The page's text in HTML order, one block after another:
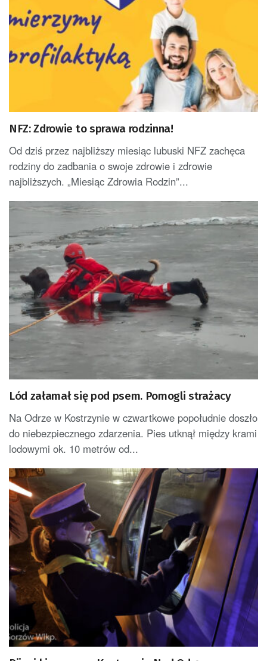
NFZ: Zdrowie to sprawa rodzinna!
Od dziś przez najbliższy miesiąc lubuski NFZ zachęca
rodziny do zadbania o swoje zdrowie i zdrowie
najbliższych. „Miesiąc Zdrowia Rodzin”...
Lód załamał się pod psem. Pomogli strażacy
Na Odrze w Kostrzynie w czwartkowe popołudnie doszło
do niebezpiecznego zdarzenia. Pies utknął między krami
lodowymi ok. 10 metrów od...